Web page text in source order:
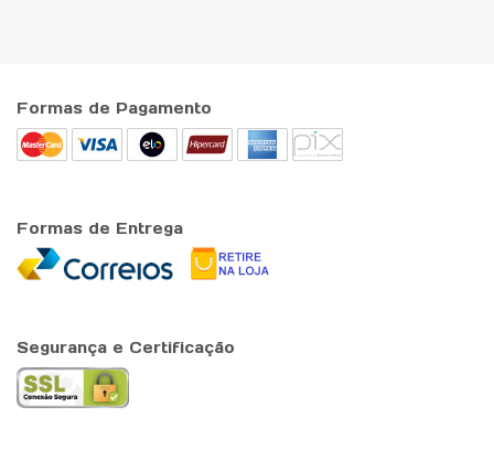
Formas de Pagamento
Formas de Entrega
Segurança e Certificação